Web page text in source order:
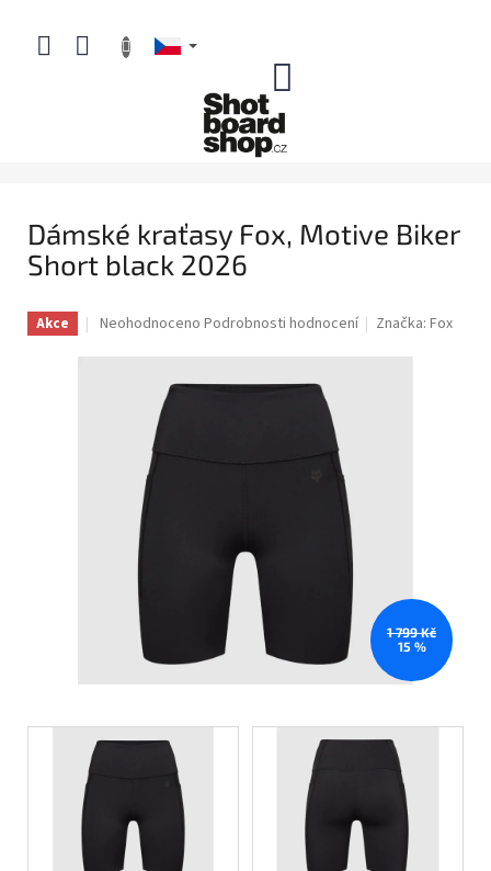
obsah
Dámské kraťasy Fox, Motive Biker
Short black 2026
Akce
Průměrné
produktu
hvězdiček.
Neohodnoceno Podrobnosti hodnocení Značka:Fox
1 799 Kč
15 %